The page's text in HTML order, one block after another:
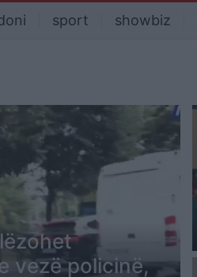
sport showbiz
vezë policinë,